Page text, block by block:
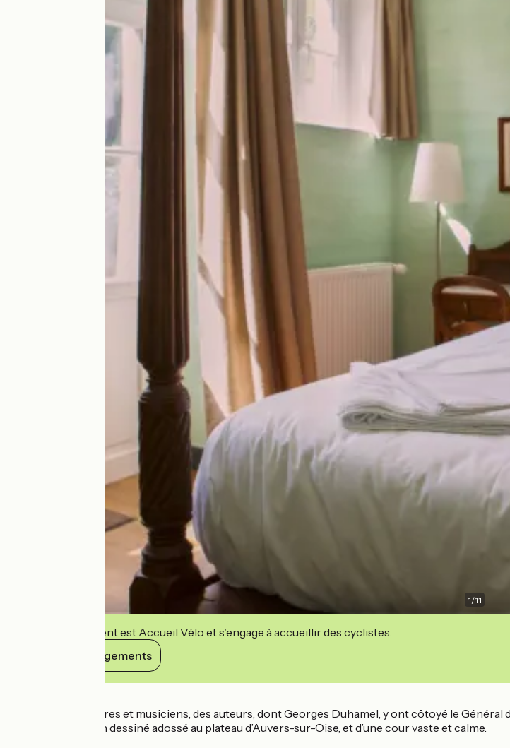
1/11
Cet établissement est Accueil Vélo et s'engage à accueillir des cyclistes.
Voir ses engagements
Des artistes peintres et musiciens, des auteurs, dont Georges Duhamel, y ont côtoyé le Général
dispose d’un jardin dessiné adossé au plateau d’Auvers-sur-Oise, et d’une cour vaste et calme.